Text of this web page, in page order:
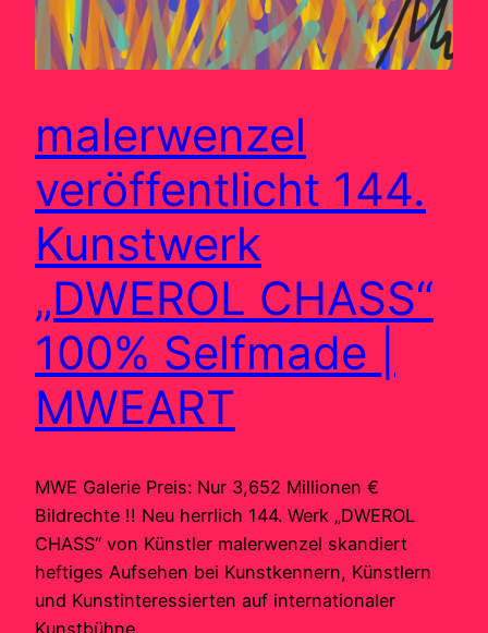
malerwenzel
veröffentlicht 144.
Kunstwerk
„DWEROL CHASS“
100% Selfmade |
MWEART
MWE Galerie Preis: Nur 3,652 Millionen €
Bildrechte !! Neu herrlich 144. Werk „DWEROL
CHASS“ von Künstler malerwenzel skandiert
heftiges Aufsehen bei Kunstkennern, Künstlern
und Kunstinteressierten auf internationaler